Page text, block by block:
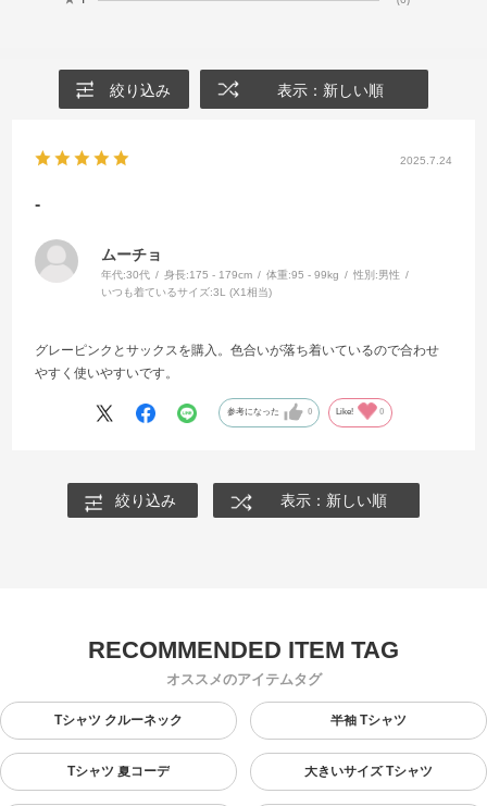
絞り込み 表示：新しい順
2025.7.24
-
ムーチョ
年代:30代 身長:175 - 179cm 体重:95 - 99kg 性別:男性
いつも着ているサイズ:3L (X1相当)
グレーピンクとサックスを購入。色合いが落ち着いているので合わせ
やすく使いやすいです。
参考になった 0 Like! 0
絞り込み 表示：新しい順
オススメのアイテムタグ
Tシャツ クルーネック 半袖 Tシャツ
Tシャツ 夏コーデ 大きいサイズ Tシャツ